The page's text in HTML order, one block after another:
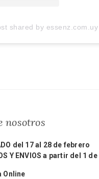
nosotros
del 17 al 28 de febrero
Y ENVIOS a partir del 1
Online